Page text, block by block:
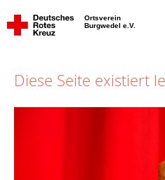
Ortsverein
Burgwedel e.V.
Diese Seite existiert